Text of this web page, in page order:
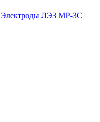
Электроды ЛЭЗ МР-3С